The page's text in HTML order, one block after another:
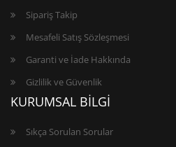
Sipariş Takip
Mesafeli Satış Sözleşmesi
Garanti ve İade Hakkında
Gizlilik ve Güvenlik
KURUMSAL BİLGİ
Sıkça Sorulan Sorular